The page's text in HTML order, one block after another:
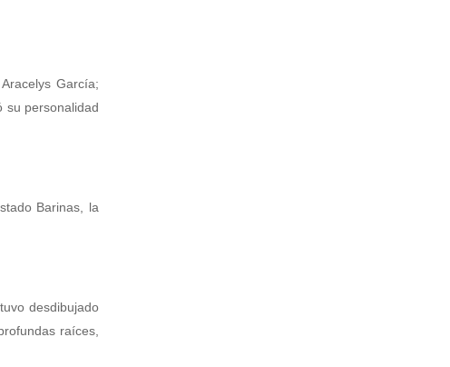
García;
su personalidad
Barinas, la
desdibujado
raíces,